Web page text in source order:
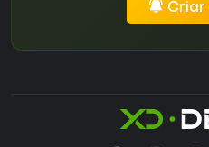
Criar